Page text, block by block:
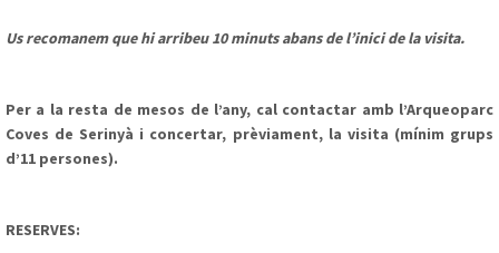
Us recomanem que hi arribeu 10 minuts abans de l’inici de la visita.
Per a la resta de mesos de l’any, cal contactar amb l’Arqueoparc
Coves de Serinyà i concertar, prèviament, la visita (mínim grups
d’11 persones).
RESERVES: